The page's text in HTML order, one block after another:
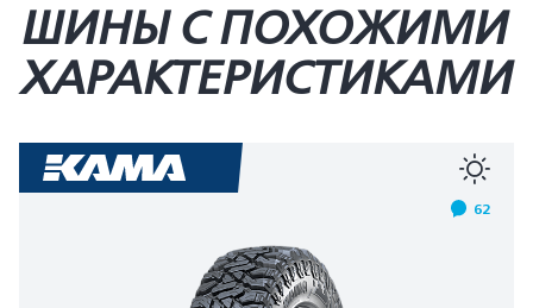
ШИНЫ С ПОХОЖИМИ
ХАРАКТЕРИСТИКАМИ
62